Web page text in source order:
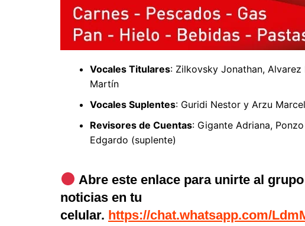
Vocales Titulares: Zilkovsky Jonathan, Alvarez
Martín
Vocales Suplentes: Guridi Nestor y Arzu
Revisores de Cuentas: Gigante Adriana,
Edgardo (suplente)
Abre este enlace para unirte al
noticias en tu
celular. https://chat.whatsapp.com/